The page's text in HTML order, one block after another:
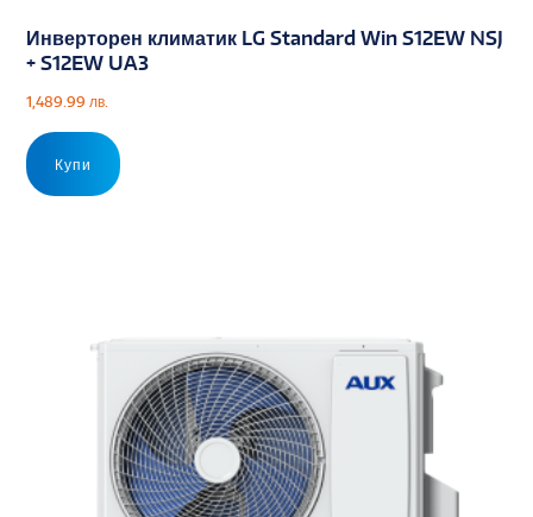
Инверторен климатик LG Standard Win S12EW NSJ
+ S12EW UA3
1,489.99лв.
Купи